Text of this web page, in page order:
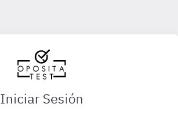
Iniciar Sesión